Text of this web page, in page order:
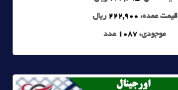
قیمت عمده: 222,900 ریال
موجودی: 1087 عدد